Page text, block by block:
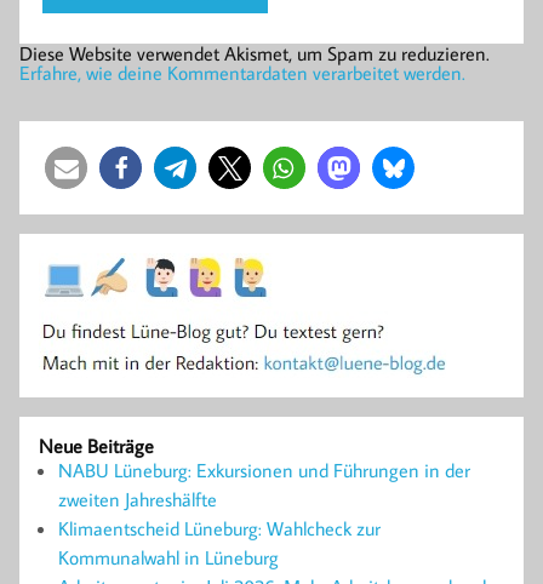
Diese Website verwendet Akismet, um Spam zu reduzieren.
Erfahre, wie deine Kommentardaten verarbeitet werden.
Neue Beiträge
NABU Lüneburg: Exkursionen und Führungen in der
zweiten Jahreshälfte
Klimaentscheid Lüneburg: Wahlcheck zur
Kommunalwahl in Lüneburg